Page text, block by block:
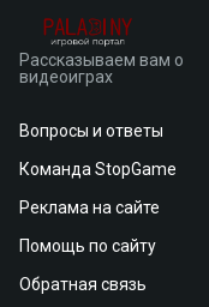
Рассказываем вам о
видеоиграх
Вопросы и ответы
Команда StopGame
Реклама на сайте
Помощь по сайту
Обратная связь